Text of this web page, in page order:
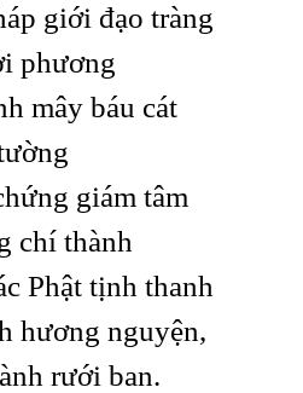
giới đạo tràng
phương
mây báu cát
giám tâm
chí thành
Phật tịnh thanh
hương nguyện,
rưới ban.